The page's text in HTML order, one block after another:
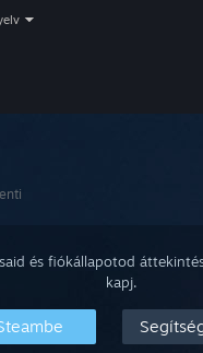
és fiókállapotod
kapj.